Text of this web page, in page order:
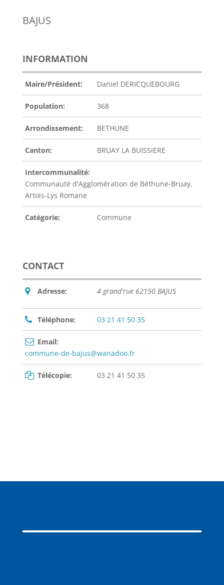
BAJUS
INFORMATION
Maire/Président: Daniel DERICQUEBOURG
Population: 368
Arrondissement: BETHUNE
Canton: BRUAY LA BUISSIERE
Intercommunalité:
Communauté d'Agglomération de Béthune-Bruay,
Artois-Lys Romane
Catégorie: Commune
CONTACT
Adresse: 4 grand'rue 62150 BAJUS
Téléphone: 03 21 41 50 35
Email:
commune-de-bajus@wanadoo.fr
Télécopie: 03 21 41 50 35